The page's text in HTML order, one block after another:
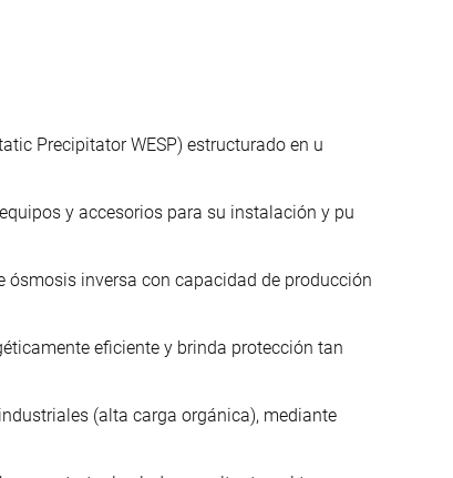
Precipitator WESP) estructurado en u
y accesorios para su instalación y pu
inversa con capacidad de producción
eficiente y brinda protección tan
(alta carga orgánica), mediante